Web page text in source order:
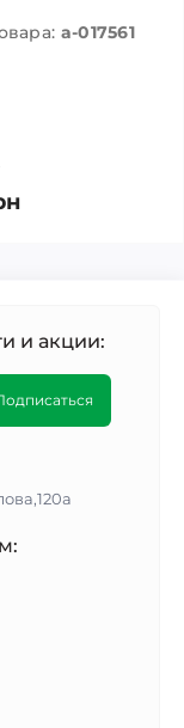
a-017561
и акции: